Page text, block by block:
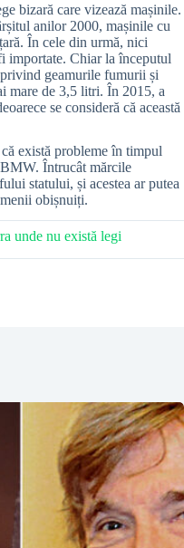
bizară care vizează mașinile.
anilor 2000, mașinile cu
În cele din urmă, nici
importate. Chiar la începutul
geamurile fumurii și
mare de 3,5 litri. În 2015, a
se consideră că această
există probleme în timpul
Întrucât mărcile
statului, și acestea ar putea
obișnuiți.
unde nu există legi